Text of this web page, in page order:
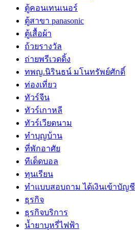
ตู้คอนเทนเนอร์
ตู้สาขา panasonic
ตู้เสื้อผ้า
ถ้วยรางวัล
ถ่ายพรีเวดดิ้ง
ทพญ.นิรินธน์ มโนทรัพย์ศักดิ์
ท่องเที่ยว
ทัวร์จีน
ทัวร์เกาหลี
ทัวร์เวียดนาม
ทำบุญบ้าน
ที่พักอาศัย
ทีเด็ดบอล
ทุนเรียน
ทําแบบสอบถาม ได้เงินเข้าบัญชี
ธุรกิจ
ธุรกิจบริการ
น้ำยาบุหรี่ไฟฟ้า